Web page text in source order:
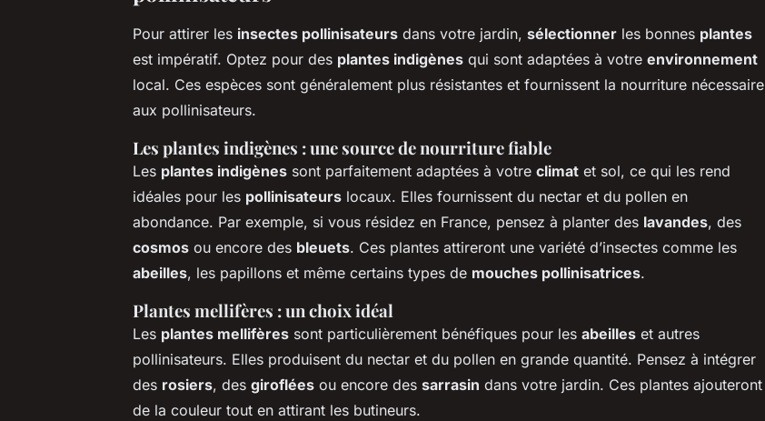
Pour attirer les insectes pollinisateurs dans votre jardin, sélectionner les bonnes plantes
est impératif. Optez pour des plantes indigènes qui sont adaptées à votre environnement
local. Ces espèces sont généralement plus résistantes et fournissent la nourriture nécessaire
aux pollinisateurs.
Les plantes indigènes : une source de nourriture fiable
Les plantes indigènes sont parfaitement adaptées à votre climat et sol, ce qui les rend
idéales pour les pollinisateurs locaux. Elles fournissent du nectar et du pollen en
abondance. Par exemple, si vous résidez en France, pensez à planter des lavandes, des
cosmos ou encore des bleuets. Ces plantes attireront une variété d’insectes comme les
abeilles, les papillons et même certains types de mouches pollinisatrices.
Plantes mellifères : un choix idéal
Les plantes mellifères sont particulièrement bénéfiques pour les abeilles et autres
pollinisateurs. Elles produisent du nectar et du pollen en grande quantité. Pensez à intégrer
des rosiers, des giroflées ou encore des sarrasin dans votre jardin. Ces plantes ajouteront
de la couleur tout en attirant les butineurs.